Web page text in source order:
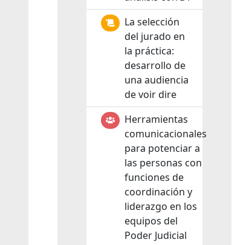
La selección
del jurado en
la práctica:
desarrollo de
una audiencia
de voir dire
Herramientas
comunicacionales
para potenciar a
las personas con
funciones de
coordinación y
liderazgo en los
equipos del
Poder Judicial